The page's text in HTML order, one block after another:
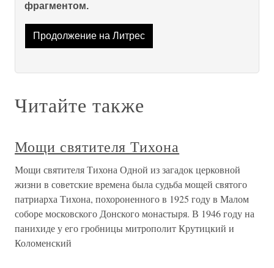
фрагментом.
Продолжение на Литрес
Читайте также
Мощи святителя Тихона
Мощи святителя Тихона Одной из загадок церковной
жизни в советские времена была судьба мощей святого
патриарха Тихона, похороненного в 1925 году в Малом
соборе московского Донского монастыря. В 1946 году на
панихиде у его гробницы митрополит Крутицкий и
Коломенский